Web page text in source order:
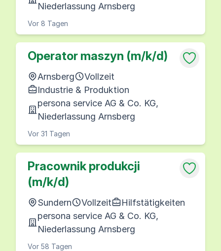
Niederlassung Arnsberg
Vor 8 Tagen
Operator maszyn (m/k/d)
Arnsberg
Vollzeit
Industrie & Produktion
persona service AG & Co. KG,
Niederlassung Arnsberg
Vor 31 Tagen
Pracownik produkcji
(m/k/d)
Sundern Vollzeit
Hilfstätigkeiten
persona service AG & Co. KG,
Niederlassung Arnsberg
Vor 58 Tagen